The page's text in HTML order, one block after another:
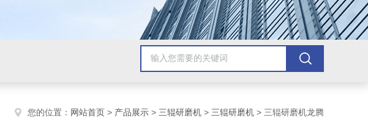
您的位置： 网站首页 > 产品展示 > 三辊研磨机 > 三辊研磨机 > 三辊研磨机龙腾